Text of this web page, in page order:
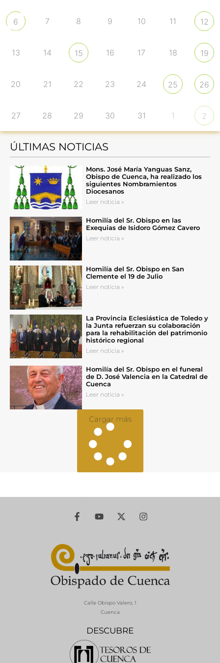
6 7 8 9 10 11 12
13 14 15 16 17 18 19
20 21 22 23 24 25 26
27 28 29 30 31 1 2
ÚLTIMAS NOTICIAS
Mons. José María Yanguas Sanz,
Obispo de Cuenca, ha realizado los
siguientes Nombramientos
Diocesanos
Leer noticia »
Homilía del Sr. Obispo en las
Exequias de Isidoro Gómez Cavero
Leer noticia »
Homilía del Sr. Obispo en San
Clemente el 19 de Julio
Leer noticia »
La Provincia Eclesiástica de Toledo y
la Junta refuerzan su colaboración
para la rehabilitación del patrimonio
histórico regional
Leer noticia »
Homilía del Sr. Obispo en el funeral
de D. José Valencia en la Catedral de
Cuenca
Leer noticia »
Cargar más
DESCUBRE
Calle Obispo Valero, 1
Cuenca